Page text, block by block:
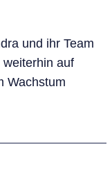
und ihr Team
auf
Wachstum